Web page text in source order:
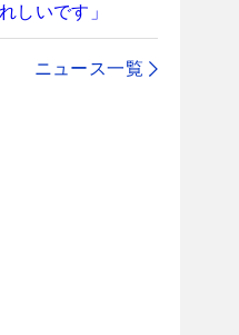
しいです」
ニュース一覧